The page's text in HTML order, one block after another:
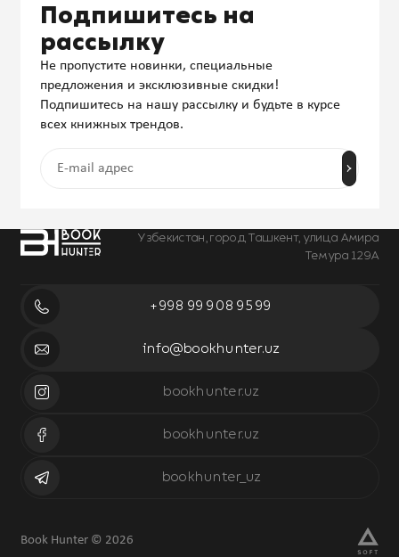
Узбекистан, город Ташкент, улица Амира
Темура 129А
+998 99 908 95 99
info@bookhunter.uz
bookhunter.uz
bookhunter.uz
bookhunter_uz
Подпишитесь на
рассылку
Не пропустите новинки, специальные
предложения и эксклюзивные скидки!
Подпишитесь на нашу рассылку и будьте в курсе
всех книжных трендов.
Book Hunter © 2026